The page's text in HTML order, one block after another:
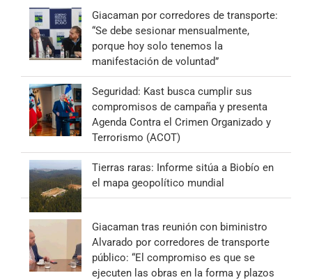
Giacaman por corredores de transporte:
“Se debe sesionar mensualmente,
porque hoy solo tenemos la
manifestación de voluntad”
Seguridad: Kast busca cumplir sus
compromisos de campaña y presenta
Agenda Contra el Crimen Organizado y
Terrorismo (ACOT)
Tierras raras: Informe sitúa a Biobío en
el mapa geopolítico mundial
Giacaman tras reunión con biministro
Alvarado por corredores de transporte
público: “El compromiso es que se
ejecuten las obras en la forma y plazos